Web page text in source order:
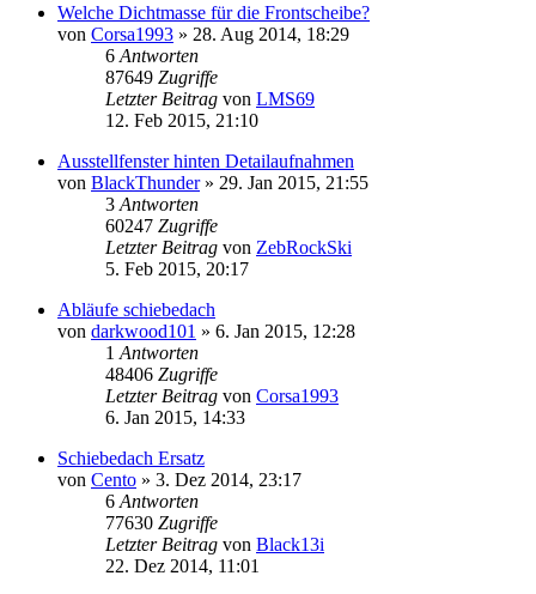
Welche Dichtmasse für die Frontscheibe?
von Corsa1993 » 28. Aug 2014, 18:29
6 Antworten
87649 Zugriffe
Letzter Beitrag von LMS69
12. Feb 2015, 21:10
Ausstellfenster hinten Detailaufnahmen
von BlackThunder» 29. Jan 2015, 21:55
3 Antworten
60247 Zugriffe
Letzter Beitrag von ZebRockSki
5. Feb 2015, 20:17
Abläufe schiebedach
von darkwood101 » 6. Jan 2015, 12:28
1 Antworten
48406 Zugriffe
Letzter Beitrag von Corsa1993
6. Jan 2015, 14:33
Schiebedach Ersatz
von Cento » 3. Dez 2014, 23:17
6 Antworten
77630 Zugriffe
Letzter Beitrag von Black13i
22. Dez 2014, 11:01